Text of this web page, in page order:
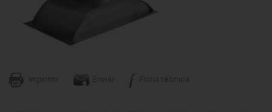
Imprimir Enviar Ficha técnica